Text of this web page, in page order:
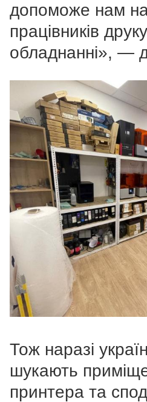
допоможе нам
працівників
обладнанні», —
Тож наразі
шукають
принтера та